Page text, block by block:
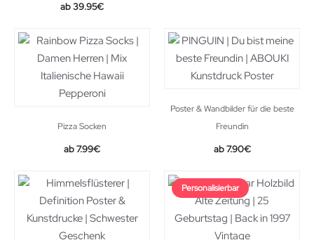
39.95€
Pizza Socken
7.99€
Poster & Wandbilder für die beste
Freundin
7.90€
Personalisierbar